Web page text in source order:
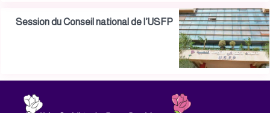
Session du Conseil national de l’USFP